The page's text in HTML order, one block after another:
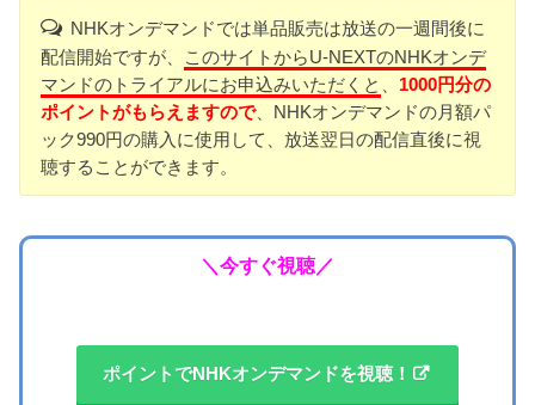
NHKオンデマンドでは単品販売は放送の一週間後に
配信開始ですが、
このサイトからU-NEXTのNHKオンデ
マンドのトライアルにお申込みいただくと
1000円分の
ポイントがもらえますので、NHKオンデマンドの月額パ
ック990円の購入に使用して、放送翌日の配信直後に視
聴することができます。
＼今すぐ視聴／
ポイントでNHKオンデマンドを視聴！